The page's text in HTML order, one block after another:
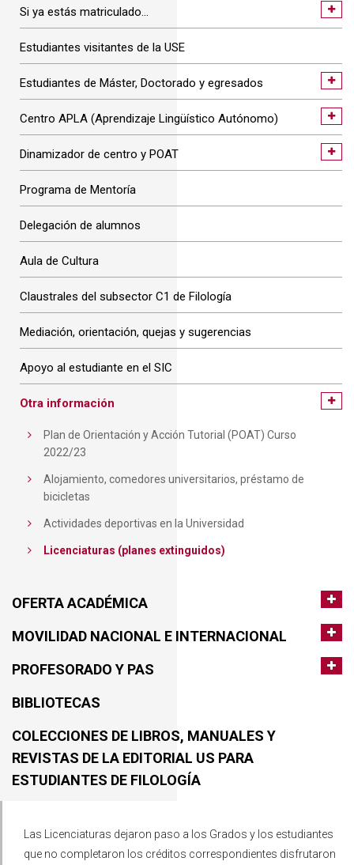
Si ya estás matriculado…
Estudiantes visitantes de la USE
Estudiantes de Máster, Doctorado y egresados
Centro APLA (Aprendizaje Lingüístico Autónomo)
Dinamizador de centro y POAT
Programa de Mentoría
Delegación de alumnos
Aula de Cultura
Claustrales del subsector C1 de Filología
Mediación, orientación, quejas y sugerencias
Apoyo al estudiante en el SIC
Otra información
Plan de Orientación y Acción Tutorial (POAT) Curso
2022/23
Alojamiento, comedores universitarios, préstamo de
bicicletas
Actividades deportivas en la Universidad
Licenciaturas (planes extinguidos)
OFERTA ACADÉMICA
MOVILIDAD NACIONAL E INTERNACIONAL
PROFESORADO Y PAS
BIBLIOTECAS
COLECCIONES DE LIBROS, MANUALES Y
REVISTAS DE LA EDITORIAL US PARA
ESTUDIANTES DE FILOLOGÍA
Las Licenciaturas dejaron paso a los Grados y los estudiantes
que no completaron los créditos correspondientes disfrutaron